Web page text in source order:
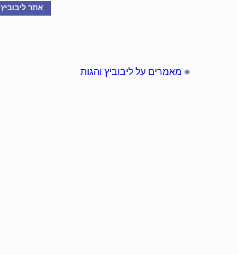
מאמרים על ליבוביץ והגות
אתר ליבוביץ